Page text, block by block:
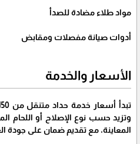
مواد طلاء مضادة للصدأ
أدوات صيانة مفصلات ومقابض
الأسعار والخدمة
وتزيد حسب نوع الإصلاح أو اللحام
المعاينة، مع تقديم ضمان على جودة